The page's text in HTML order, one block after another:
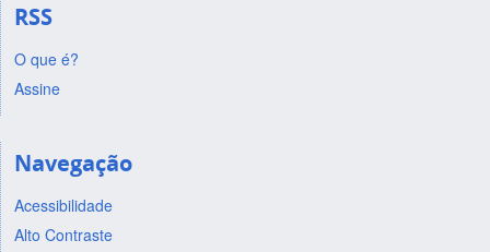
RSS
O que é?
Assine
Navegação
Acessibilidade
Alto Contraste